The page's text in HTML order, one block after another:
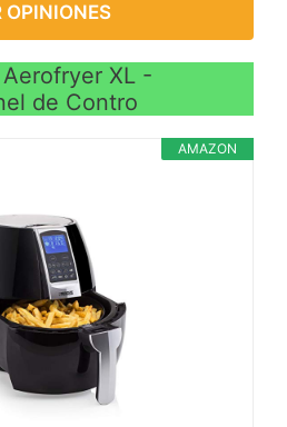
OPINIONES
XL -
de Contro
AMAZON